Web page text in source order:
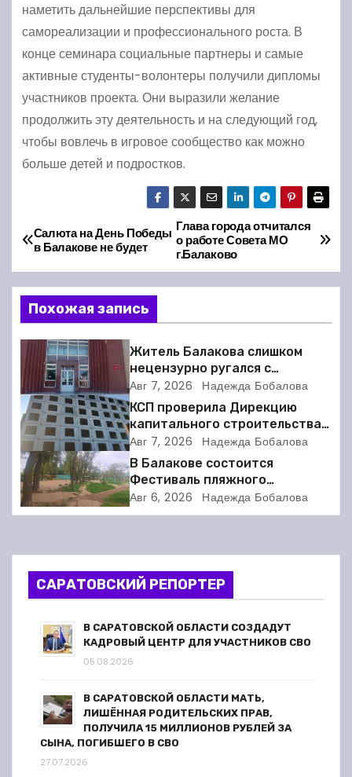
наметить дальнейшие перспективы для
самореализации и профессионального роста. В
конце семинара социальные партнеры и самые
активные студенты-волонтеры получили дипломы
участников проекта. Они выразили желание
продолжить эту деятельность и на следующий год,
чтобы вовлечь в игровое сообщество как можно
больше детей и подростков.
Н
а
в
и
г
а
ц
и
я
о
з
Глава города отчитался
о работе Совета МО
г.Балаково
Салюта на День Победы
в Балакове не будет
Похожая запись
Житель Балакова слишком
нецензурно ругался с
соседкой и получил двое суток
ареста
Авг 7, 2026 Надежда Бобалова
КСП проверила Дирекцию
капитального строительства в
Балакове и нашла множество
нарушений
Авг 7, 2026 Надежда Бобалова
В Балакове состоится
Фестиваль пляжного
волейбола
Авг 6, 2026 Надежда Бобалова
САРАТОВСКИЙ РЕПОРТЕР
В САРАТОВСКОЙ ОБЛАСТИ СОЗДАДУТ
КАДРОВЫЙ ЦЕНТР ДЛЯ УЧАСТНИКОВ СВО
05.08.2026
В САРАТОВСКОЙ ОБЛАСТИ МАТЬ,
ЛИШЁННАЯ РОДИТЕЛЬСКИХ ПРАВ,
ПОЛУЧИЛА 15 МИЛЛИОНОВ РУБЛЕЙ ЗА
СЫНА, ПОГИБШЕГО В СВО
27.07.2026